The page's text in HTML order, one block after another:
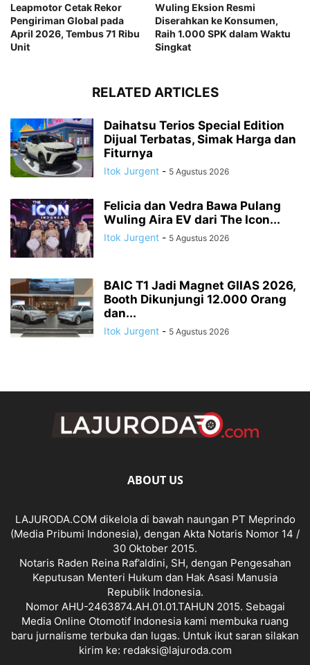
Leapmotor Cetak Rekor
Pengiriman Global pada
April 2026, Tembus 71 Ribu
Unit
Wuling Eksion Resmi
Diserahkan ke Konsumen,
Raih 1.000 SPK dalam Waktu
Singkat
RELATED ARTICLES
Daihatsu Terios Special Edition
Dijual Terbatas, Simak Harga dan
Fiturnya
Itok Jurgent - 5 Agustus 2026
Felicia dan Vedra Bawa Pulang
Wuling Aira EV dari The Icon...
Itok Jurgent - 5 Agustus 2026
BAIC T1 Jadi Magnet GIIAS 2026,
Booth Dikunjungi 12.000 Orang
dan...
Itok Jurgent - 5 Agustus 2026
ABOUT US
LAJURODA.COM dikelola di bawah naungan PT Meprindo
(Media Pribumi Indonesia), dengan Akta Notaris Nomor 14 /
30 Oktober 2015.
Notaris Raden Reina Raf’aldini, SH, dengan Pengesahan
Keputusan Menteri Hukum dan Hak Asasi Manusia
Republik Indonesia.
Nomor AHU-2463874.AH.01.01.TAHUN 2015. Sebagai
Media Online Otomotif Indonesia kami membuka ruang
baru jurnalisme terbuka dan lugas. Untuk ikut saran silakan
kirim ke: redaksi@lajuroda.com